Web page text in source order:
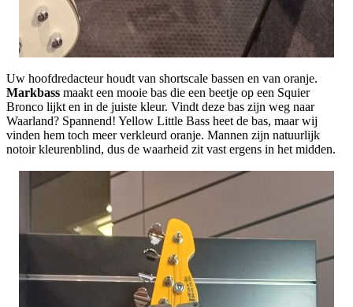
Uw hoofdredacteur houdt van shortscale bassen en van oranje.
Markbass maakt een mooie bas die een beetje op een Squier
Bronco lijkt en in de juiste kleur. Vindt deze bas zijn weg naar
Waarland? Spannend! Yellow Little Bass heet de bas, maar wij
vinden hem toch meer verkleurd oranje. Mannen zijn natuurlijk
notoir kleurenblind, dus de waarheid zit vast ergens in het midden.